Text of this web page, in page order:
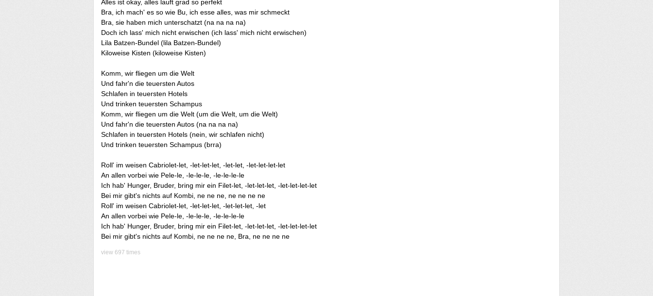
Alles ist okay, alles lauft grad so perfekt
Bra, ich mach' es so wie Bu, ich esse alles, was mir schmeckt
Bra, sie haben mich unterschatzt (na na na na)
Doch ich lass' mich nicht erwischen (ich lass' mich nicht erwischen)
Lila Batzen-Bundel (lila Batzen-Bundel)
Kiloweise Kisten (kiloweise Kisten)
Komm, wir fliegen um die Welt
Und fahr'n die teuersten Autos
Schlafen in teuersten Hotels
Und trinken teuersten Schampus
Komm, wir fliegen um die Welt (um die Welt, um die Welt)
Und fahr'n die teuersten Autos (na na na na)
Schlafen in teuersten Hotels (nein, wir schlafen nicht)
Und trinken teuersten Schampus (brra)
Roll' im weisen Cabriolet-let, -let-let-let, -let-let, -let-let-let-let
An allen vorbei wie Pele-le, -le-le-le, -le-le-le-le
Ich hab' Hunger, Bruder, bring mir ein Filet-let, -let-let-let, -let-let-let-let
Bei mir gibt's nichts auf Kombi, ne ne ne, ne ne ne ne
Roll' im weisen Cabriolet-let, -let-let-let, -let-let-let, -let
An allen vorbei wie Pele-le, -le-le-le, -le-le-le-le
Ich hab' Hunger, Bruder, bring mir ein Filet-let, -let-let-let, -let-let-let-let
Bei mir gibt's nichts auf Kombi, ne ne ne ne, Bra, ne ne ne ne
view 697 times